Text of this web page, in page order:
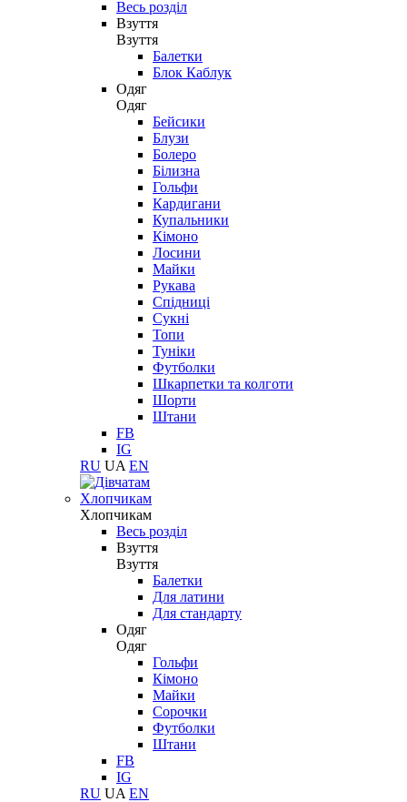
Весь розділ
Взуття
Взуття
Балетки
Блок Каблук
Одяг
Одяг
Бейсики
Блузи
Болеро
Білизна
Гольфи
Кардигани
Купальники
Кімоно
Лосини
Майки
Рукава
Спідниці
Сукні
Топи
Туніки
Футболки
Шкарпетки та колготи
Шорти
Штани
FB
IG
RU UA EN
Хлопчикам
Хлопчикам
Весь розділ
Взуття
Взуття
Балетки
Для латини
Для стандарту
Одяг
Одяг
Гольфи
Кімоно
Майки
Сорочки
Футболки
Штани
FB
IG
RU UA EN